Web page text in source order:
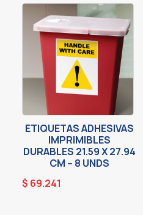
ETIQUETAS ADHESIVAS
IMPRIMIBLES
DURABLES 21.59 X 27.94
CM – 8 UNDS
$ 69.241